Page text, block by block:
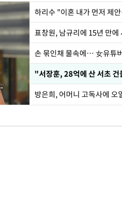
하리수 "이혼 내가 먼저 제
손 묶인채 물속에… 女유튜
"서장훈, 28억에 산 서초 건
방은희, 어머니 고독사에